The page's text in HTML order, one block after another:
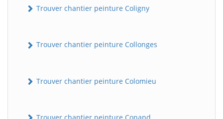
Trouver chantier peinture Coligny
Trouver chantier peinture Collonges
Trouver chantier peinture Colomieu
BatiWebPro